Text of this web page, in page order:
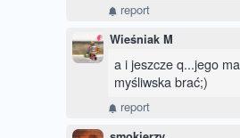
report
Wieśniak M
a i jeszcze q...jego
myśliwska brać;)
report